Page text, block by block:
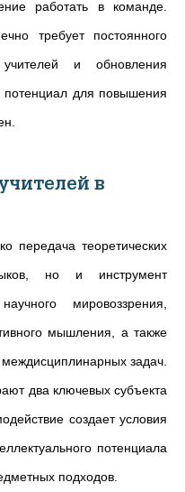
работать в команде.
требует постоянного
учителей и обновления
для повышения
в
передача теоретических
но и инструмент
мировоззрения,
мышления, а также
задач.
два ключевых субъекта
создает условия
потенциала
подходов.